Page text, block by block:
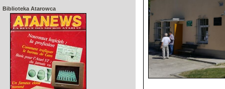
Biblioteka Atarowca